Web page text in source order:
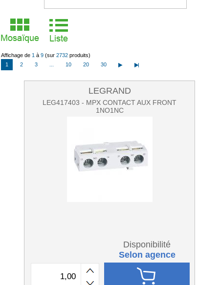
Affichage de 1 à 9 (sur 2732 produits)
1
2 3 10 20 30
LEGRAND
LEG417403 - MPX CONTACT AUX FRONT
1NO1NC
Disponibilité
Selon agence